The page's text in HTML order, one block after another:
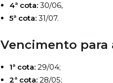
4ª cota: 30/06,
5ª cota: 31/07.
Vencimento para
1ª cota: 29/04;
2ª cota: 28/05;